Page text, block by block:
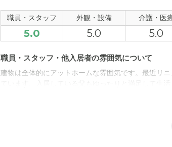
職員・スタッフ 外観・設備 介護・医
5.0 5.0 5.0
職員・スタッフ・他入居者の雰囲気について
建物は全体的にアットホームな雰囲気です。最近リ
私は自家用車を所有していますので問題ありません
す。このため緊急時対応は基本、私しか対応できな